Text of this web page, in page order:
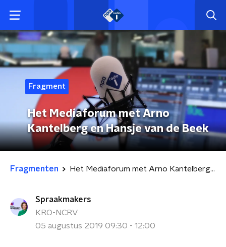
Fragment
Het Mediaforum met Arno
Kantelberg en Hansje van de Beek
Fragmenten Het Mediaforum met Arno Kantelberg en Hansje van de Beek
Spraakmakers
KRO-NCRV
05 augustus 2019 09:30 - 12:00